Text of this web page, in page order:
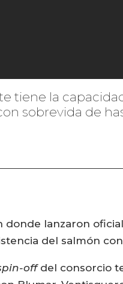
tiene la
sobrevida de
donde lanzaron
del salmón
offdel consorcio